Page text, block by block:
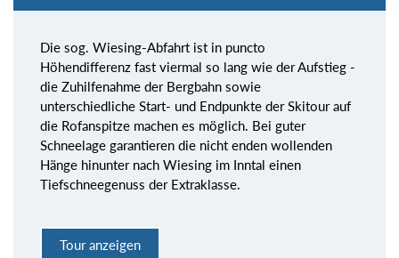
Die sog. Wiesing-Abfahrt ist in puncto
Höhendifferenz fast viermal so lang wie der Aufstieg -
die Zuhilfenahme der Bergbahn sowie
unterschiedliche Start- und Endpunkte der Skitour auf
die Rofanspitze machen es möglich. Bei guter
Schneelage garantieren die nicht enden wollenden
Hänge hinunter nach Wiesing im Inntal einen
Tiefschneegenuss der Extraklasse.
Tour anzeigen